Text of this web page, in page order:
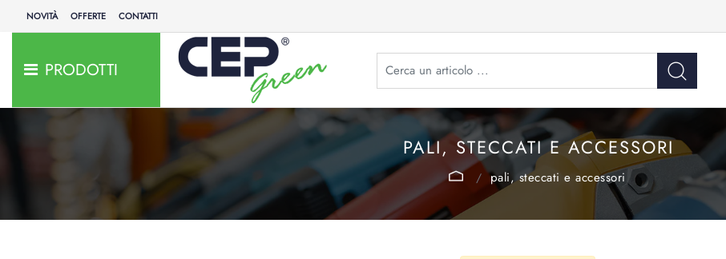
NOVITÀ OFFERTE CONTATTI
PRODOTTI
PALI, STECCATI E ACCESSORI
pali, steccati e accessori